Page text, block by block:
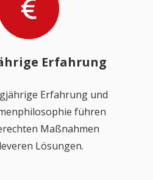
Erfahrung
Erfahrung und
führen
Maßnahmen
Lösungen.